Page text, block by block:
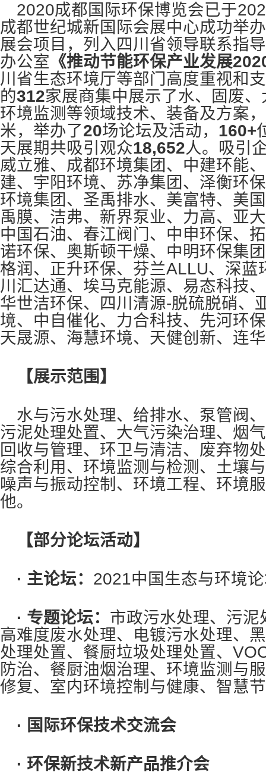
2020成都国际环保博览会已于
成都世纪城新国际会展中心成功举
展会项目，列入四川省领导联系指
办公室 《推动节能环保产业发展
川省生态环境厅等部门高度重视和
的312家展商集中展示了水、固废
环境监测等领域技术、装备及方案
米，举办了20场论坛及活动， 160+
天展期共吸引观众18,652人。吸引
威立雅、成都环境集团、中建环能
建、宇阳环境、苏净集团、泽衡环
环境集团、圣禹排水、美富特、美
禹膜、洁弗、新界泵业、力高、亚
中国石油、春江阀门、中申环保、
诺环保、奥斯顿干燥、中明环保集
格润、正升环保、芬兰ALLU、深蓝
川汇达通、埃马克能源、易态科技
华世洁环保、四川清源-脱硫脱硝、
境、中自催化、力合科技、先河环
天晟源、海慧环境、天健创新、连
【展示范围】
水与污水处理、给排水、泵管阀
污泥处理处置、大气污染治理、烟
回收与管理、环卫与清洁、废弃物
综合利用、环境监测与检测、土壤
噪声与振动控制、环境工程、环境
他。
【部分论坛活动】
· 主论坛： 2021中国生态与环境
· 专题论坛： 市政污水处理、污
高难度废水处理、电镀污水处理、
处理处置、餐厨垃圾处理处置、
防治、餐厨油烟治理、环境监测与
修复、室内环境控制与健康、智慧
· 国际环保技术交流会
· 环保新技术新产品推介会